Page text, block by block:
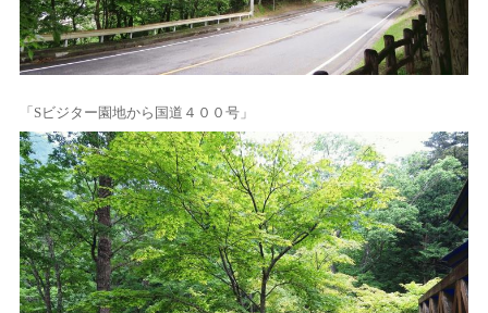
「Sビジター園地から国道４００号」